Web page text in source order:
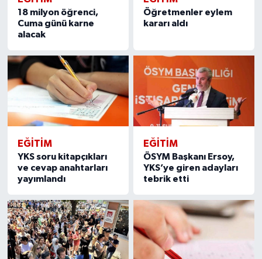
18 milyon öğrenci,
Cuma günü karne
alacak
Öğretmenler eylem
kararı aldı
EĞITIM
YKS soru kitapçıkları
ve cevap anahtarları
yayımlandı
EĞITIM
ÖSYM Başkanı Ersoy,
YKS’ye giren adayları
tebrik etti